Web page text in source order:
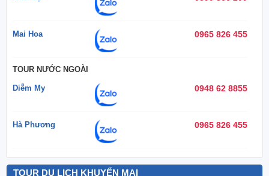
Mai Hoa 0965 826 455
TOUR NƯỚC NGOÀI
Diễm My 0948 62 8855
Hà Phương 0965 826 455
TOUR DU LỊCH KHUYẾN MẠI